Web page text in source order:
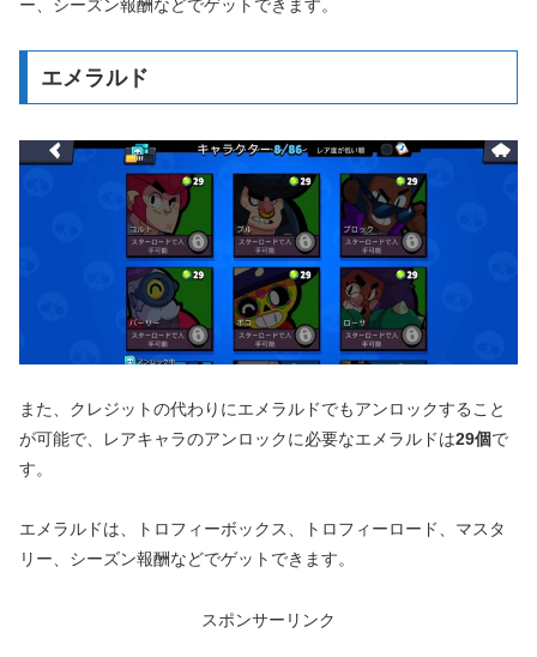
ー、シーズン報酬などでゲットできます。
エメラルド
また、クレジットの代わりにエメラルドでもアンロックすること
が可能で、レアキャラのアンロックに必要なエメラルドは29個で
す。
エメラルドは、トロフィーボックス、トロフィーロード、マスタ
リー、シーズン報酬などでゲットできます。
スポンサーリンク